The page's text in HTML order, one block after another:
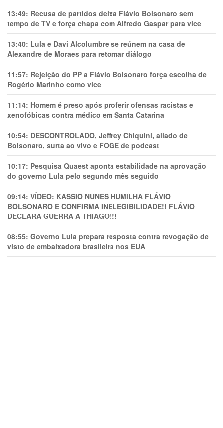
13:49: Recusa de partidos deixa Flávio Bolsonaro sem
tempo de TV e força chapa com Alfredo Gaspar para vice
13:40: Lula e Davi Alcolumbre se reúnem na casa de
Alexandre de Moraes para retomar diálogo
11:57: Rejeição do PP a Flávio Bolsonaro força escolha de
Rogério Marinho como vice
11:14: Homem é preso após proferir ofensas racistas e
xenofóbicas contra médico em Santa Catarina
10:54: DESCONTROLADO, Jeffrey Chiquini, aliado de
Bolsonaro, surta ao vivo e FOGE de podcast
10:17: Pesquisa Quaest aponta estabilidade na aprovação
do governo Lula pelo segundo mês seguido
09:14: VÍDEO: KASSIO NUNES HUMlLHA FLÁVIO
BOLSONARO E CONFIRMA INELEGIBILIDADE!! FLÁVIO
DECLARA GUERRA A THIAGO!!!
08:55: Governo Lula prepara resposta contra revogação de
visto de embaixadora brasileira nos EUA